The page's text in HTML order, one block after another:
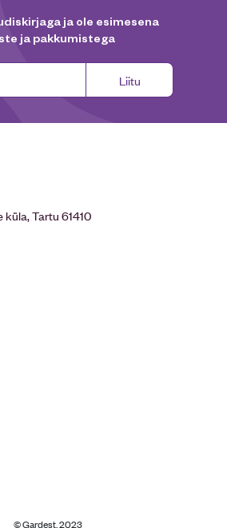
ja ole esimesena
ja pakkumistega
Liitu
küla, Tartu 61410
© Gardest, 2023